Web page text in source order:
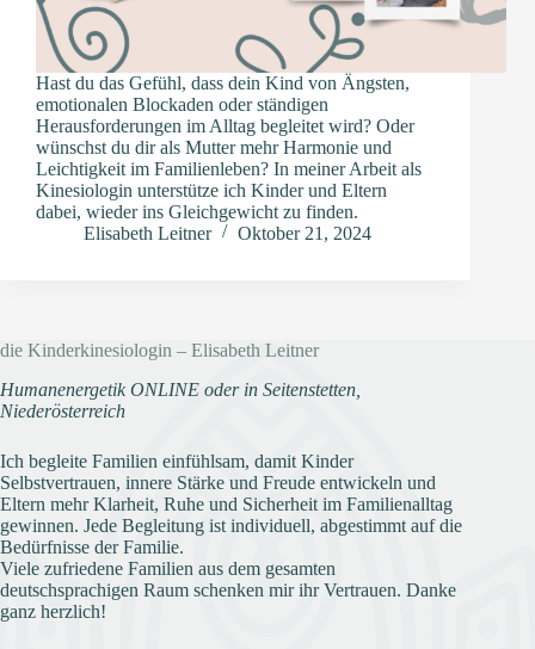
Hast du das Gefühl, dass dein Kind von Ängsten,
emotionalen Blockaden oder ständigen
Herausforderungen im Alltag begleitet wird? Oder
wünschst du dir als Mutter mehr Harmonie und
Leichtigkeit im Familienleben? In meiner Arbeit als
Kinesiologin unterstütze ich Kinder und Eltern
dabei, wieder ins Gleichgewicht zu finden.
Elisabeth Leitner
Oktober 21, 2024
die Kinderkinesiologin – Elisabeth Leitner
Humanenergetik ONLINE oder in Seitenstetten,
Niederösterreich
Ich begleite Familien einfühlsam, damit Kinder
Selbstvertrauen, innere Stärke und Freude entwickeln und
Eltern mehr Klarheit, Ruhe und Sicherheit im Familienalltag
gewinnen. Jede Begleitung ist individuell, abgestimmt auf die
Bedürfnisse der Familie.
Viele zufriedene Familien aus dem gesamten
deutschsprachigen Raum schenken mir ihr Vertrauen. Danke
ganz herzlich!